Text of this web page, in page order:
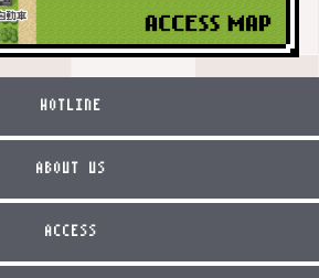
HOTLINE
ABOUT US
ACCESS